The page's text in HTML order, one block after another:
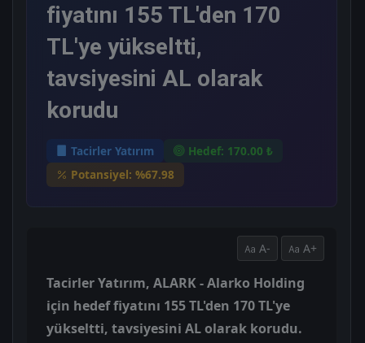
fiyatını 155 TL'den 170
TL'ye yükseltti,
tavsiyesini AL olarak
korudu
Tacirler Yatırım
Hedef: 170.00 ₺
Potansiyel: %67.98
A- A+
Tacirler Yatırım, ALARK - Alarko Holding
için hedef fiyatını 155 TL'den 170 TL'ye
yükseltti, tavsiyesini AL olarak korudu.